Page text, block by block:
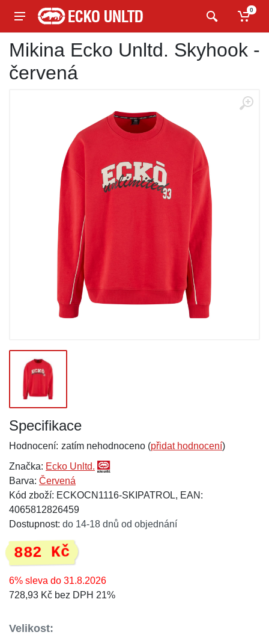
0
Mikina Ecko Unltd. Skyhook -
červená
Specifikace
Hodnocení: zatím nehodnoceno (přidat hodnocení)
Značka: Ecko Unltd.
Barva: Červená
Kód zboží: ECKOCN1116-SKIPATROL, EAN:
4065812826459
Dostupnost: do 14-18 dnů od objednání
882 Kč
6% sleva do 31.8.2026
728,93 Kč bez DPH 21%
Velikost: